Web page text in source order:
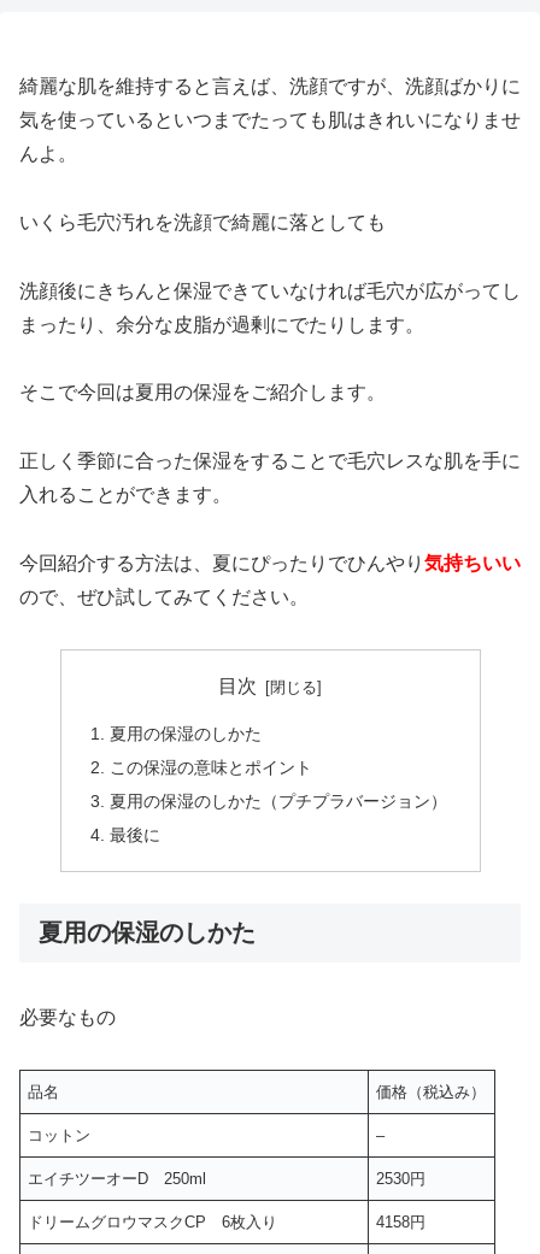
綺麗な肌を維持すると言えば、洗顔ですが、洗顔ばかりに
気を使っているといつまでたっても肌はきれいになりませ
んよ。
いくら毛穴汚れを洗顔で綺麗に落としても
洗顔後にきちんと保湿できていなければ毛穴が広がってし
まったり、余分な皮脂が過剰にでたりします。
そこで今回は夏用の保湿をご紹介します。
正しく季節に合った保湿をすることで毛穴レスな肌を手に
入れることができます。
今回紹介する方法は、夏にぴったりでひんやり 気持ちいい
ので、ぜひ試してみてください。
目次
夏用の保湿のしかた
この保湿の意味とポイント
夏用の保湿のしかた（プチプラバージョン）
最後に
夏用の保湿のしかた
必要なもの
品名 価格（税込み）
コットン –
エイチツーオーD 250ml 2530円
ドリームグロウマスクCP 6枚入り 4158円